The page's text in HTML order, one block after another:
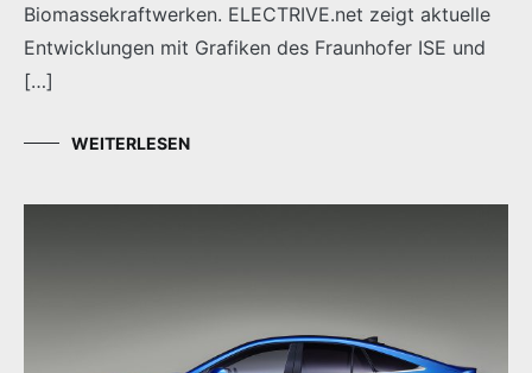
Biomassekraftwerken. ELECTRIVE.net zeigt aktuelle
Entwicklungen mit Grafiken des Fraunhofer ISE und
[…]
WEITERLESEN